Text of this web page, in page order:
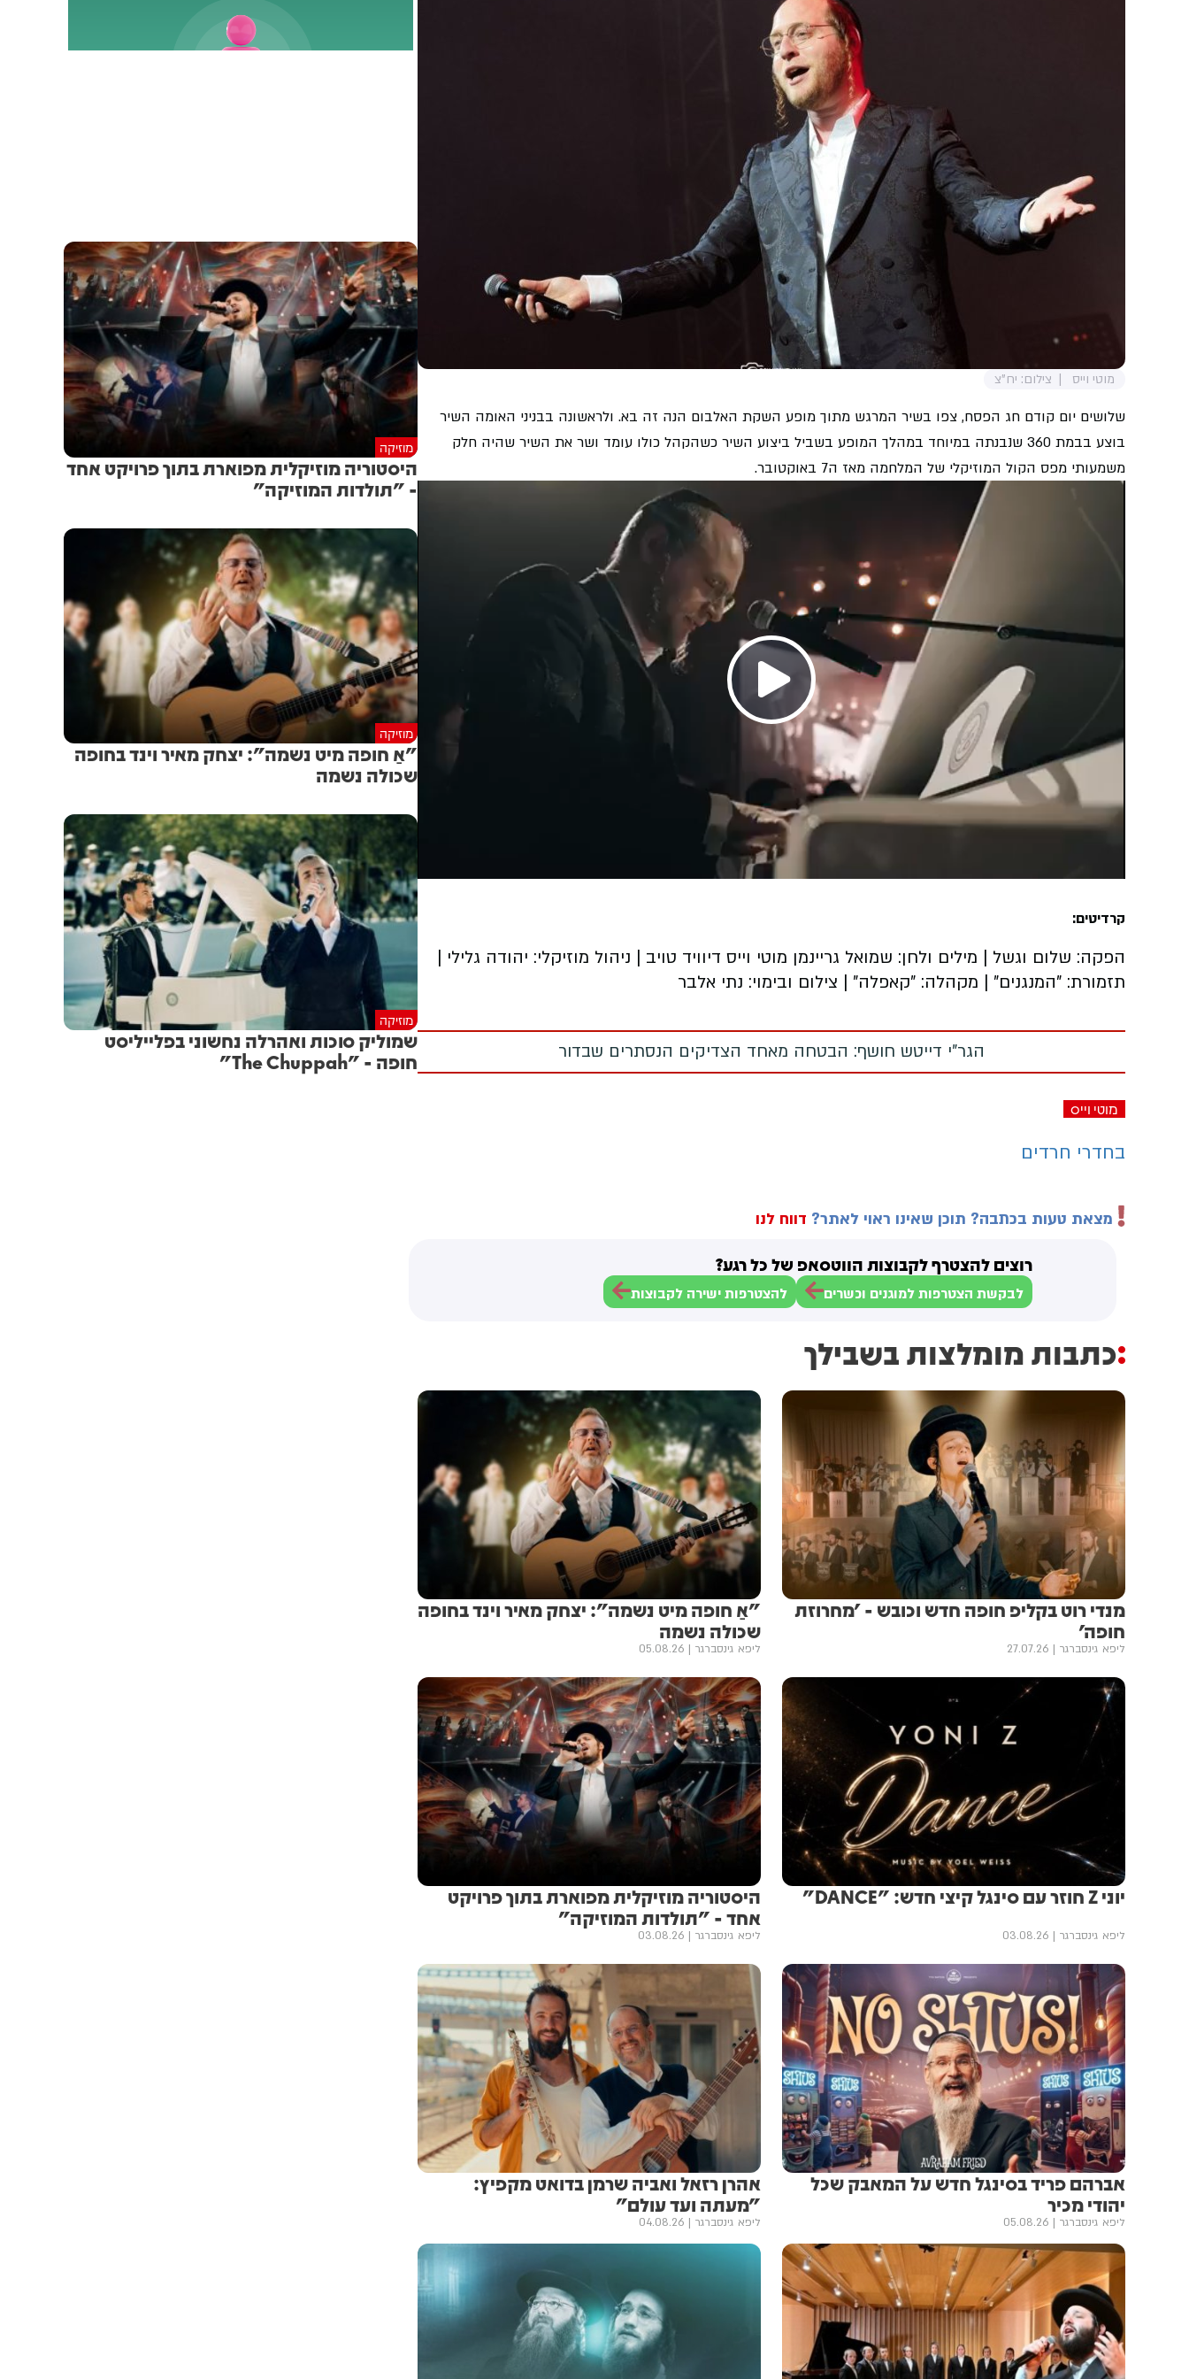
מוטי וייס צילום: יח"צ
שלושים יום קודם חג הפסח, צפו בשיר המרגש מתוך מופע השקת האלבום הנה זה בא. ולראשונה בבניני האומה השיר
בוצע בבמת 360 שנבנתה במיוחד במהלך המופע בשביל ביצוע השיר כשהקהל כולו עומד ושר את השיר שהיה חלק
משמעותי מפס הקול המוזיקלי של המלחמה מאז ה7 באוקטובר.
Play
Video
קרדיטים:
הפקה: שלום וגשל | מילים ולחן: שמואל גריינמן מוטי וייס דיוויד טויב | ניהול מוזיקלי: יהודה גלילי |
תזמורת: "המנגנים" | מקהלה: "קאפלה" | צילום ובימוי: נתי אלבר
הגר"י דייטש חושף: הבטחה מאחד הצדיקים הנסתרים שבדור
מוטי וייס
בחדרי חרדים
מצאת טעות בכתבה? תוכן שאינו ראוי לאתר? דווח לנו
רוצים להצטרף לקבוצות הווטסאפ של כל רגע?
לבקשת הצטרפות למוגנים וכשרים להצטרפות ישירה לקבוצות
כתבות מומלצות בשבילך
מנדי רוט בקליפ חופה חדש וכובש - 'מחרוזת
חופה'
ליפא גינסברגר 27.07.26
"אַ חופה מיט נשמה": יצחק מאיר וינד בחופה
שכולה נשמה
ליפא גינסברגר 05.08.26
יוני Z חוזר עם סינגל קיצי חדש: "DANCE"
ליפא גינסברגר 03.08.26
היסטוריה מוזיקלית מפוארת בתוך פרויקט
אחד - "תולדות המוזיקה"
ליפא גינסברגר 03.08.26
אברהם פריד בסינגל חדש על המאבק שכל
יהודי מכיר
ליפא גינסברגר 05.08.26
אהרן רזאל ואביה שרמן בדואט מקפיץ:
"מעתה ועד עולם"
ליפא גינסברגר 04.08.26
מוזיקה
היסטוריה מוזיקלית מפוארת בתוך פרויקט אחד
- "תולדות המוזיקה"
מוזיקה
"אַ חופה מיט נשמה": יצחק מאיר וינד בחופה
שכולה נשמה
מוזיקה
שמוליק סוכות ואהרלה נחשוני בפלייליסט
חופה - "The Chuppah"